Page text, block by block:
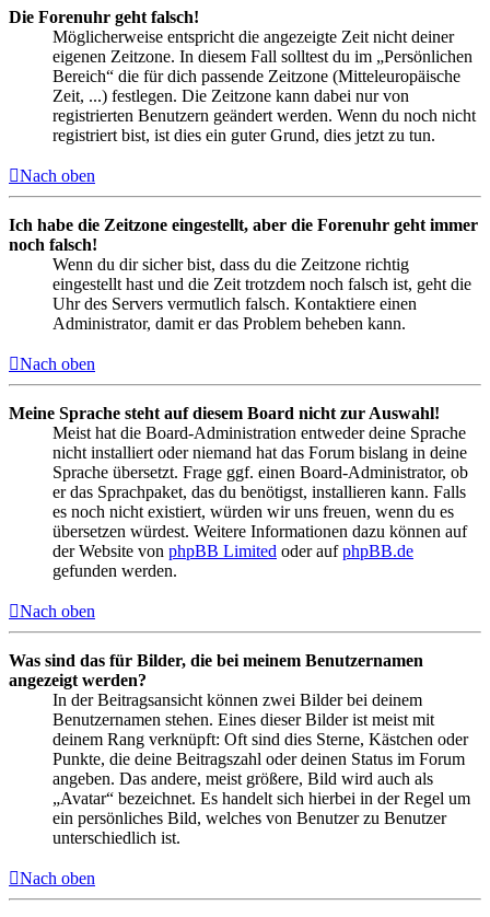
Die Forenuhr geht falsch!
Möglicherweise entspricht die angezeigte Zeit nicht deiner
eigenen Zeitzone. In diesem Fall solltest du im „Persönlichen
Bereich“ die für dich passende Zeitzone (Mitteleuropäische
Zeit, ...) festlegen. Die Zeitzone kann dabei nur von
registrierten Benutzern geändert werden. Wenn du noch nicht
registriert bist, ist dies ein guter Grund, dies jetzt zu tun.
Nach oben
Ich habe die Zeitzone eingestellt, aber die Forenuhr geht immer
noch falsch!
Wenn du dir sicher bist, dass du die Zeitzone richtig
eingestellt hast und die Zeit trotzdem noch falsch ist, geht die
Uhr des Servers vermutlich falsch. Kontaktiere einen
Administrator, damit er das Problem beheben kann.
Nach oben
Meine Sprache steht auf diesem Board nicht zur Auswahl!
Meist hat die Board-Administration entweder deine Sprache
nicht installiert oder niemand hat das Forum bislang in deine
Sprache übersetzt. Frage ggf. einen Board-Administrator, ob
er das Sprachpaket, das du benötigst, installieren kann. Falls
es noch nicht existiert, würden wir uns freuen, wenn du es
übersetzen würdest. Weitere Informationen dazu können auf
der Website von phpBB Limited oder aufphpBB.de
gefunden werden.
Nach oben
Was sind das für Bilder, die bei meinem Benutzernamen
angezeigt werden?
In der Beitragsansicht können zwei Bilder bei deinem
Benutzernamen stehen. Eines dieser Bilder ist meist mit
deinem Rang verknüpft: Oft sind dies Sterne, Kästchen oder
Punkte, die deine Beitragszahl oder deinen Status im Forum
angeben. Das andere, meist größere, Bild wird auch als
„Avatar“ bezeichnet. Es handelt sich hierbei in der Regel um
ein persönliches Bild, welches von Benutzer zu Benutzer
unterschiedlich ist.
Nach oben